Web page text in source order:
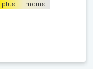
plus moins